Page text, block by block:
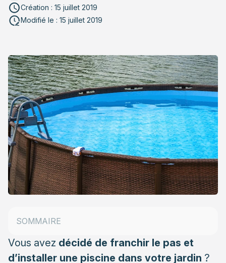
Création : 15 juillet 2019
Modifié le : 15 juillet 2019
Vous avez décidé de franchir le pas et
d’installer une piscine dans votre jardin ?
SOMMAIRE
Pourquoi investir dans un kit de piscine ?
en kit